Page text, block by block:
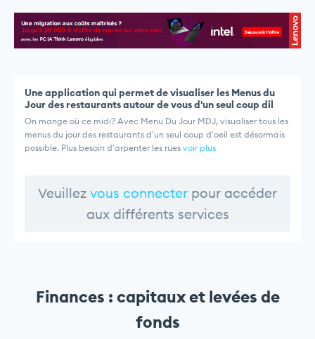
Une application qui permet de visualiser les Menus du
Jour des restaurants autour de vous d'un seul coup dil
On mange où ce midi? Avec Menu Du Jour MDJ, visualiser tous les
menus du jour des restaurants d'un seul coup d'oeil est désormais
possible. Plus besoin d'arpenter les rues voir plus
Veuillez vous connecter pour accéder
aux différents services
Finances : capitaux et levées de
fonds